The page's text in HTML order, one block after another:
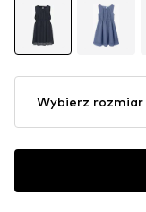
Wybierz rozmiar